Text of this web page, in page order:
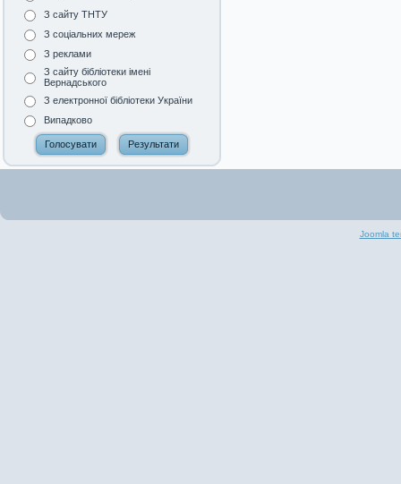
З сайту ТНТУ
З соціальних мереж
З реклами
З сайту бібліотеки імені
Вернадського
З електронної бібліотеки України
Випадково
Joomla